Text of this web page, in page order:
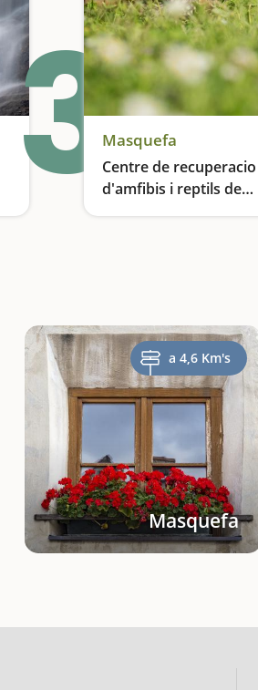
3Masquefa
Centre de recuperacio
d'amfibis i reptils de
a 4,6 Km's
Masquefa